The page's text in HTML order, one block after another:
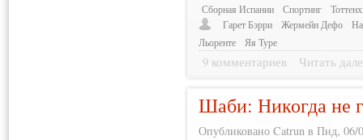
Сборная Испании
Спортинг
Гарет Бэрри
Жермейн Дефо
Льоренте
Яя Туре
9 комментариев Читать
Шаби: Никогда не
Опубликовано Catrun в Пнд, 06/